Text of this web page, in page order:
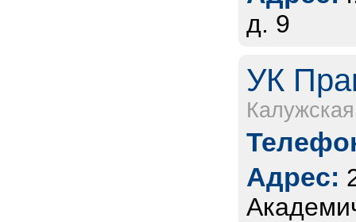
д. 9
УК
Адрес: